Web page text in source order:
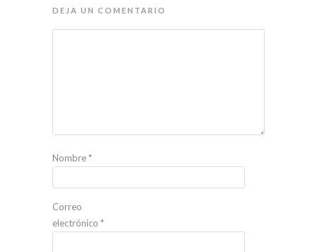
DEJA UN COMENTARIO
Nombre*
Correo
electrónico *